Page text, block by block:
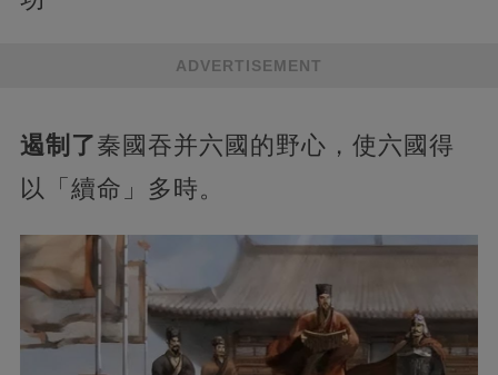
ADVERTISEMENT
遏制了秦國吞并六國的野心，使六國得
以「續命」多時。